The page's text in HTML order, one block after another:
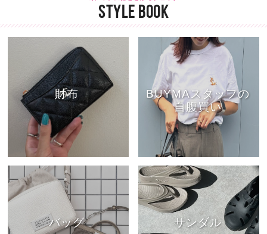
STYLE BOOK
財布
BUYMAスタッフの
自腹買い
バッグ サンダル